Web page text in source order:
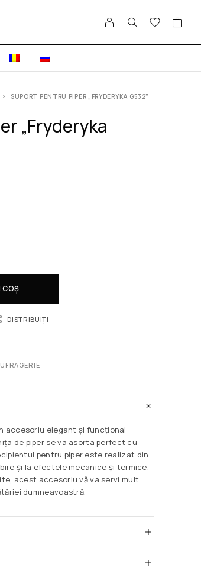
SUPORT PENTRU PIPER „FRYDERYKA G532”
„Fryderyka
COȘ
DISTRIBUIȚI
accesoriu elegant și funcțional
de piper se va asorta perfect cu
pentru piper este realizat din
și la efectele mecanice și termice.
acest accesoriu vă va servi mult
dumneavoastră.